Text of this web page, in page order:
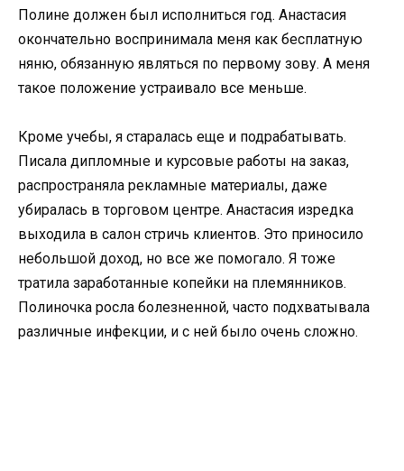
Полине должен был исполниться год. Анастасия
окончательно воспринимала меня как бесплатную
няню, обязанную являться по первому зову. А меня
такое положение устраивало все меньше.
Кроме учебы, я старалась еще и подрабатывать.
Писала дипломные и курсовые работы на заказ,
распространяла рекламные материалы, даже
убиралась в торговом центре. Анастасия изредка
выходила в салон стричь клиентов. Это приносило
небольшой доход, но все же помогало. Я тоже
тратила заработанные копейки на племянников.
Полиночка росла болезненной, часто подхватывала
различные инфекции, и с ней было очень сложно.